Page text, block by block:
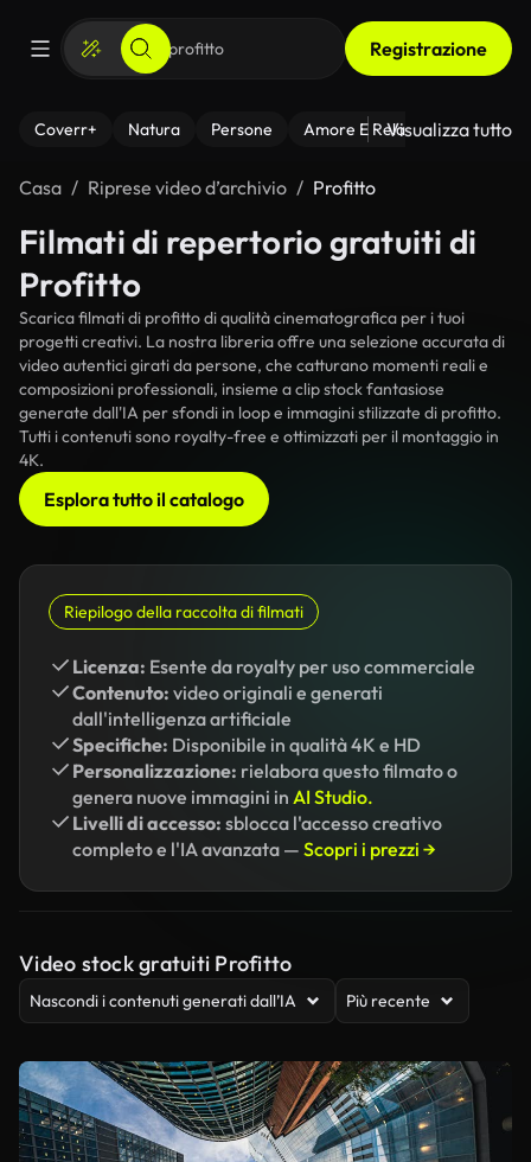
Registrazione
Coverr+ Natura Persone Amore E Relazioni Il
Visualizza tutto
Casa Riprese video d’archivio Profitto
Filmati di repertorio gratuiti di
Profitto
Scarica filmati di profitto di qualità cinematografica per i tuoi
progetti creativi. La nostra libreria offre una selezione accurata di
video autentici girati da persone, che catturano momenti reali e
composizioni professionali, insieme a clip stock fantasiose
generate dall'IA per sfondi in loop e immagini stilizzate di profitto.
Tutti i contenuti sono royalty-free e ottimizzati per il montaggio in
4K.
Esplora tutto il catalogo
Riepilogo della raccolta di filmati
Licenza: Esente da royalty per uso commerciale
Contenuto: video originali e generati
dall'intelligenza artificiale
Specifiche: Disponibile in qualità 4K e HD
Personalizzazione: rielabora questo filmato o
genera nuove immagini in AI Studio.
Livelli di accesso: sblocca l'accesso creativo
completo e l'IA avanzata — Scopri i prezzi →
Video stock gratuiti Profitto
Nascondi i contenuti generati dall’IA Più recente